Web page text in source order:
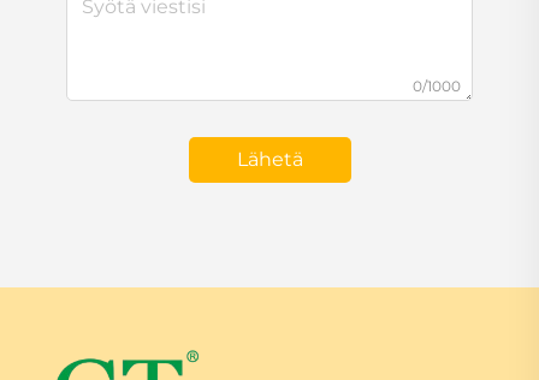
0/1000
Lähetä